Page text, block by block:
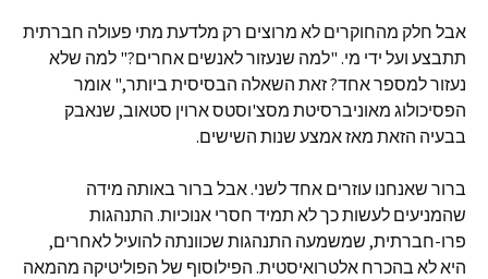
אבל חלק מהחוקרים לא מרוצים רק מלדעת מתי פעולה חברתית
תתבצע ועל ידי מי. "למה שנעזור לאנשים אחרים?" למה שלא
נעזור למספר אחד? זאת השאלה הבסיסית ביותר," אומר
הפסיכולוג מאוניברסיטת מסצ'וסטס ארוין סטאוב, שנאבק
בבעיה הזאת מאז אמצע שנות השישים.
ברור שאנחנו עוזרים אחד לשני. אבל ברור באותה מידה
שהמניעים לעשות כך לא תמיד חסרי אנוכיות. התנהגות
פרו-חברתית, שמשמעה התנהגות שכוונתה להועיל לאחרים,
היא לא בהכרח אלטרואיסטית. הפילוסוף של הפוליטיקה מהמאה